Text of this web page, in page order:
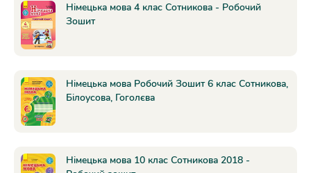
Німецька мова 4 клас Сотникова - Робочий
Зошит
Німецька мова Робочий Зошит 6 клас Сотникова,
Білоусова, Гоголєва
Німецька мова 10 клас Сотникова 2018 -